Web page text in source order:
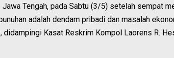
Jawa Tengah, pada Sabtu (3/5) setelah sempat
adalah dendam pribadi dan masalah
didampingi Kasat Reskrim Kompol Laorens R.